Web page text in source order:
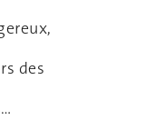
des